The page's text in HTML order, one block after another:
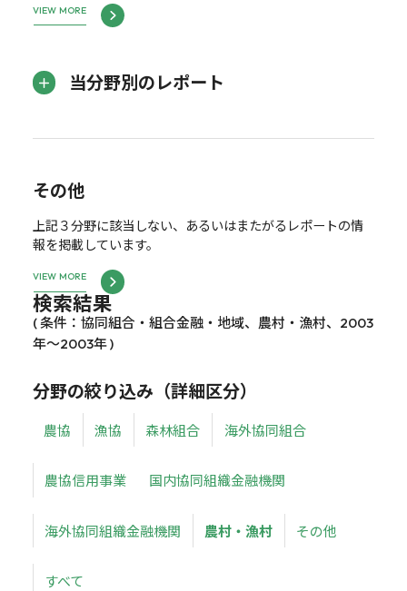
VIEW MORE
当分野別のレポート
その他
上記３分野に該当しない、あるいはまたがるレポートの情
報を掲載しています。
VIEW MORE
検索結果
( 条件：協同組合・組合金融・地域、農村・漁村、2003
年～2003年 )
分野の絞り込み（詳細区分）
農協 漁協 森林組合 海外協同組合
農協信用事業 国内協同組織金融機関
海外協同組織金融機関 農村・漁村 その他
すべて